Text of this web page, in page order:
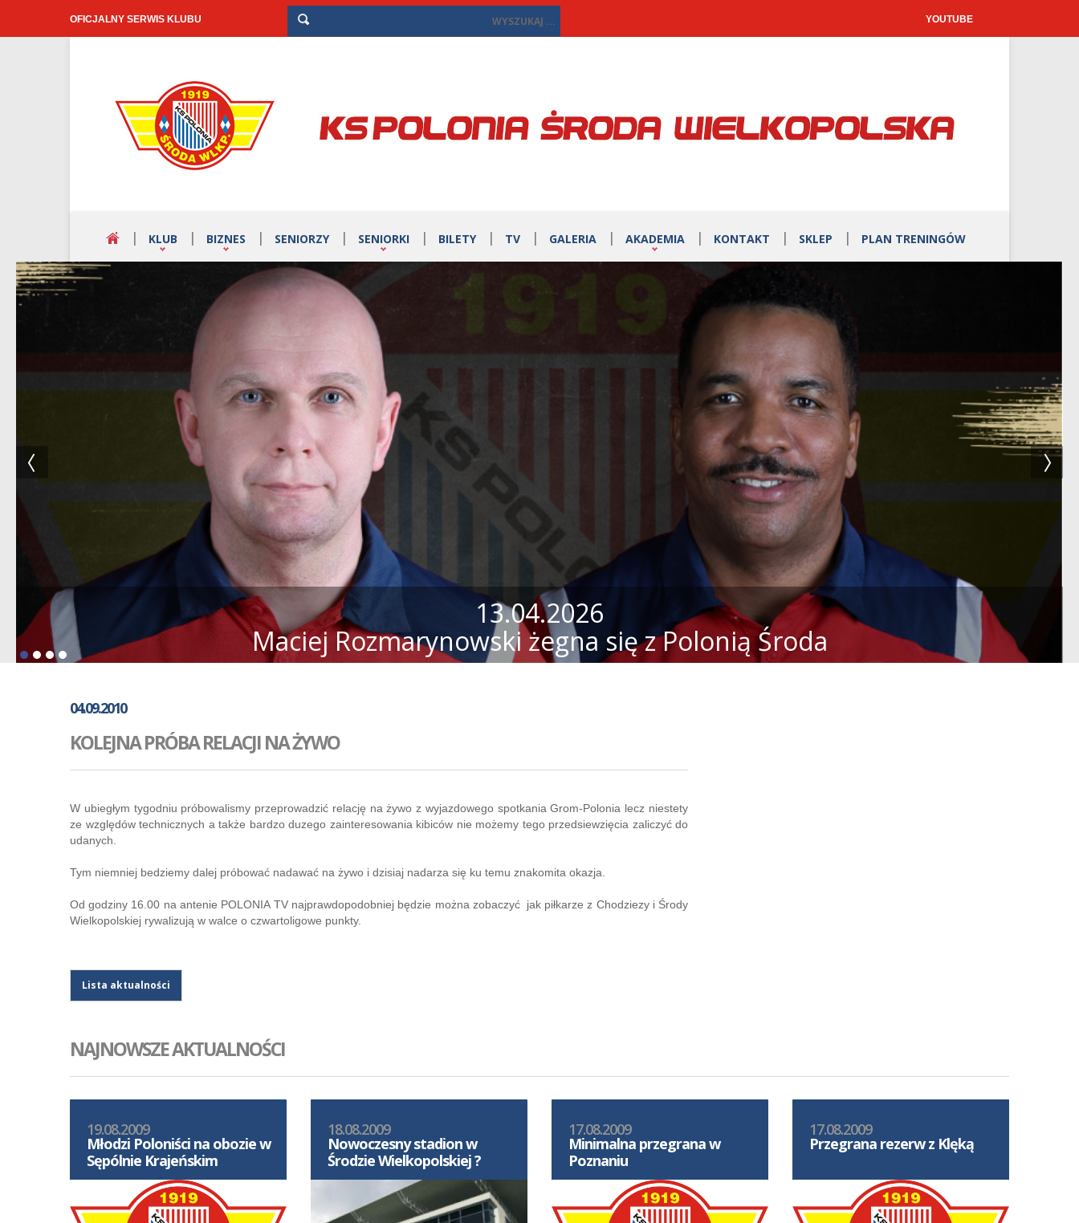
OFICJALNY SERWIS KLUBU YOUTUBE
KLUB BIZNES SENIORZY SENIORKI BILETY TV GALERIA AKADEMIA KONTAKT SKLEP PLAN TRENINGÓW
13.04.2026
Maciej Rozmarynowski żegna się z Polonią Środa
04.09.2010
KOLEJNA PRÓBA RELACJI NA ŻYWO
W ubiegłym tygodniu próbowalismy przeprowadzić relację na żywo z wyjazdowego spotkania Grom-Polonia lecz niestety
ze względów technicznych a także bardzo duzego zainteresowania kibiców nie możemy tego przedsiewzięcia zaliczyć do
udanych.
Tym niemniej bedziemy dalej próbować nadawać na żywo i dzisiaj nadarza się ku temu znakomita okazja.
Od godziny 16.00 na antenie POLONIA TV najprawdopodobniej będzie można zobaczyć jak piłkarze z Chodziezy i Środy
Wielkopolskiej rywalizują w walce o czwartoligowe punkty.
Lista aktualności
NAJNOWSZE AKTUALNOŚCI
19.08.2009
Młodzi Poloniści na obozie w
Sępólnie Krajeńskim
18.08.2009
Nowoczesny stadion w
Środzie Wielkopolskiej ?
17.08.2009
Minimalna przegrana w
Poznaniu
17.08.2009
Przegrana rezerw z Klęką